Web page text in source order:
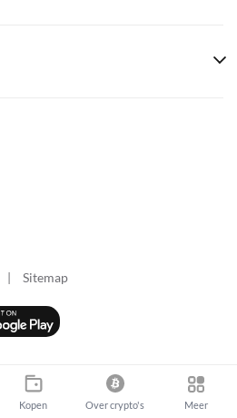
| Sitemap
Kopen Over crypto's Meer